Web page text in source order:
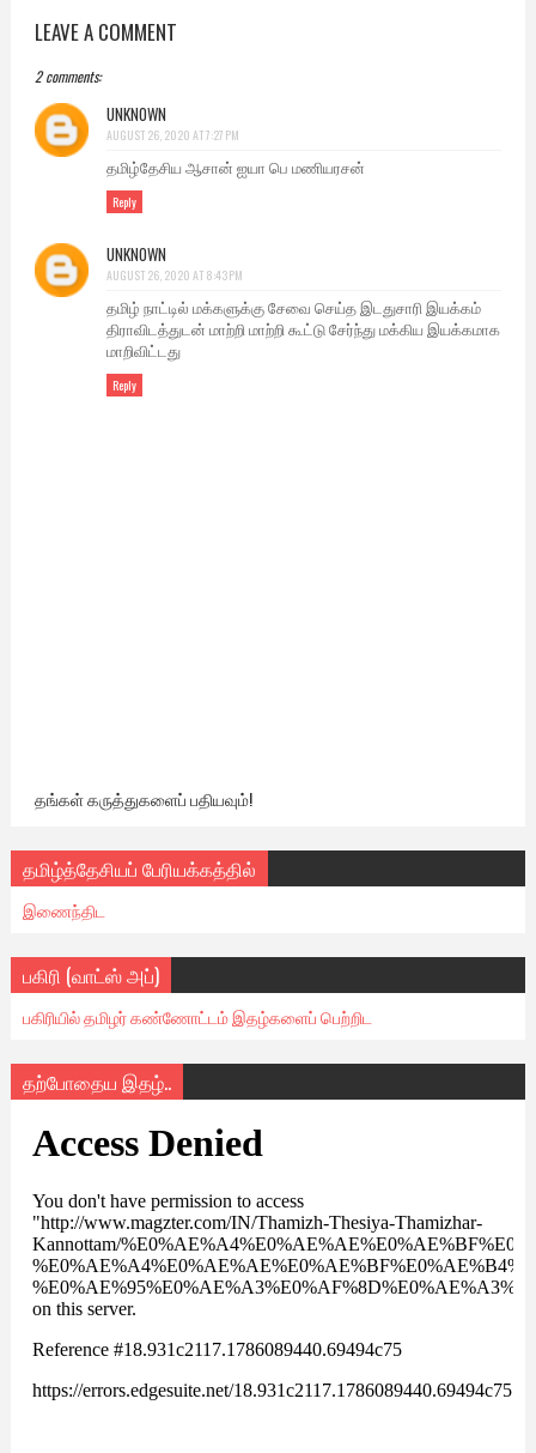
LEAVE A COMMENT
2 comments:
UNKNOWN
AUGUST 26, 2020 AT 7:27 PM
தமிழ்தேசிய ஆசான் ஐயா பெ மணியரசன்
Reply
UNKNOWN
AUGUST 26, 2020 AT 8:43 PM
தமிழ் நாட்டில் மக்களுக்கு சேவை செய்த இடதுசாரி இயக்கம்
திராவிடத்துடன் மாற்றி மாற்றி கூட்டு சேர்ந்து மக்கிய இயக்கமாக
மாறிவிட்டது
Reply
தங்கள் கருத்துகளைப் பதியவும்!
தமிழ்த்தேசியப் பேரியக்கத்தில்
இணைந்திட
பகிரி (வாட்ஸ் அப்)
பகிரியில் தமிழர் கண்ணோட்டம் இதழ்களைப் பெற்றிட
தற்போதைய இதழ்..